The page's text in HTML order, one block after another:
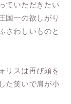
ていただきたい
国一の欲しがり
さわしいものと
リスは再び頭を
た笑いで肩が小